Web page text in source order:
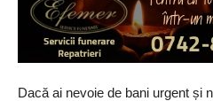
Dacă ai nevoie de bani urgent și